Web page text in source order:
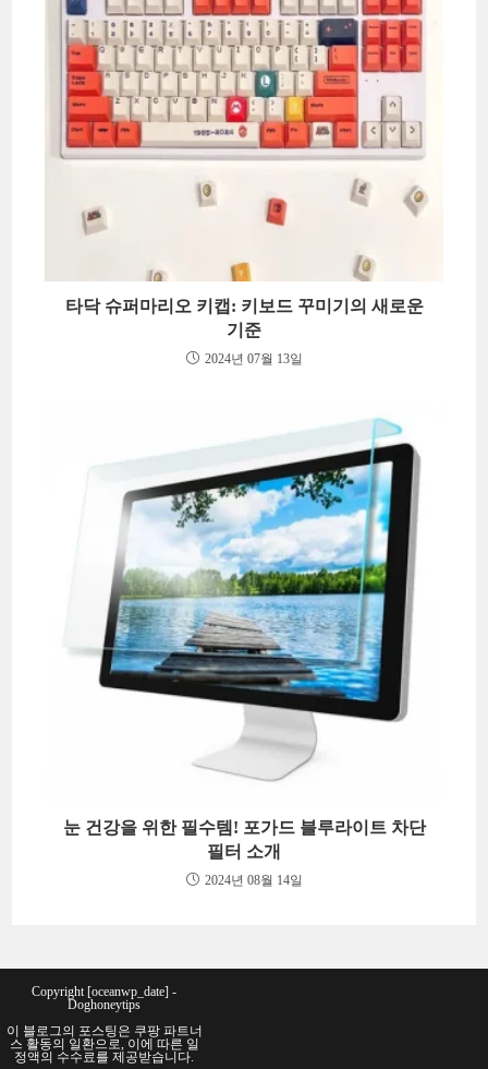
타닥 슈퍼마리오 키캡: 키보드 꾸미기의 새로운
기준
2024년 07월 13일
눈 건강을 위한 필수템! 포가드 블루라이트 차단
필터 소개
2024년 08월 14일
Copyright [oceanwp_date] -
Doghoneytips
이 블로그의 포스팅은 쿠팡 파트너
스 활동의 일환으로, 이에 따른 일
정액의 수수료를 제공받습니다.